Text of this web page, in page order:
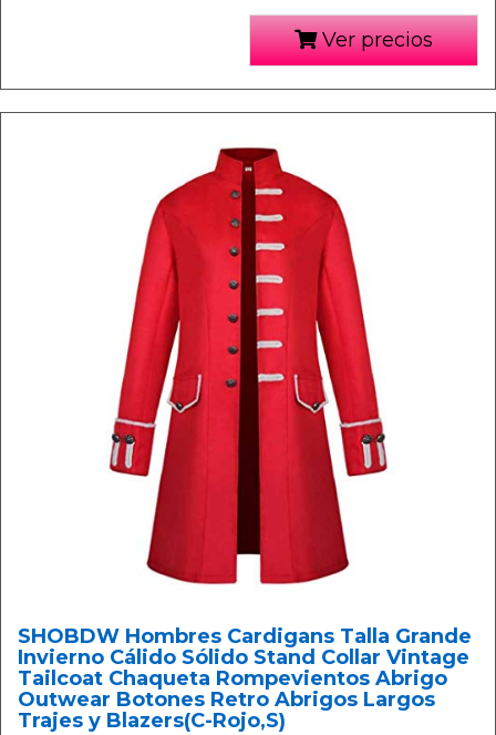
Ver precios
SHOBDW Hombres Cardigans Talla Grande
Invierno Cálido Sólido Stand Collar Vintage
Tailcoat Chaqueta Rompevientos Abrigo
Outwear Botones Retro Abrigos Largos
Trajes y Blazers(C-Rojo,S)